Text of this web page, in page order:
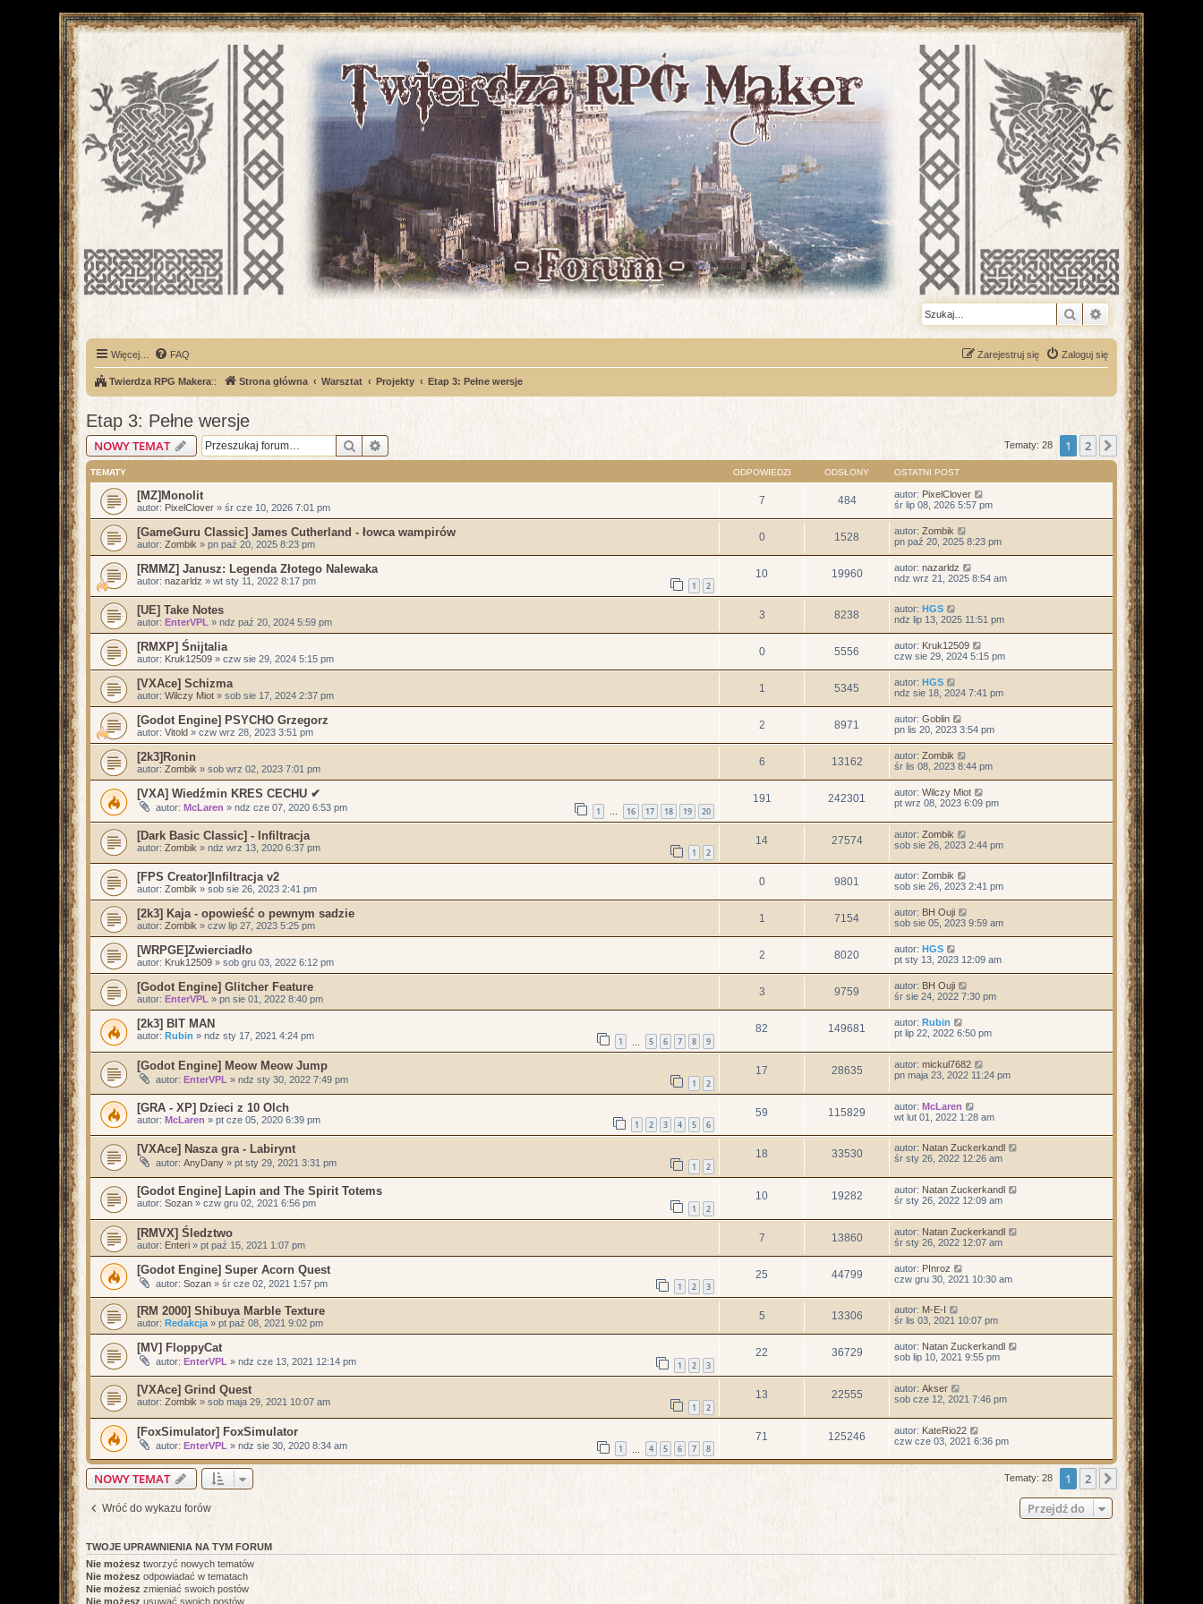
Szukaj Wyszukiwanie
Więcej… FAQ Zaloguj się
Zarejestruj się
Twierdza RPG Makera:: Strona główna Warsztat Projekty Etap 3: Pełne wersje
Etap 3: Pełne wersje
NOWY TEMAT Szukaj Tematy: 28 1 2 Następna
TEMATY ODPOWIEDZI ODSŁONY OSTATNI POST
[MZ]Monolit
autor: PixelClover » śr cze 10, 2026 7:01 pm
7 484 autor: PixelClover
śr lip 08, 2026 5:57 pm
[GameGuru Classic] James Cutherland - łowca wampirów
autor: Zombik » pn paź 20, 2025 8:23 pm
0 1528 autor: Zombik
pn paź 20, 2025 8:23 pm
[RMMZ] Janusz: Legenda Złotego Nalewaka
autor: nazarldz » wt sty 11, 2022 8:17 pm 1 2
10 19960 autor: nazarldz
ndz wrz 21, 2025 8:54 am
[UE] Take Notes
autor: EnterVPL » ndz paź 20, 2024 5:59 pm
3 8238 autor: HGS
ndz lip 13, 2025 11:51 pm
[RMXP] Śnijtalia
autor: Kruk12509 » czw sie 29, 2024 5:15 pm
0 5556 autor: Kruk12509
czw sie 29, 2024 5:15 pm
[VXAce] Schizma
autor: Wilczy Miot » sob sie 17, 2024 2:37 pm
1 5345 autor: HGS
ndz sie 18, 2024 7:41 pm
[Godot Engine] PSYCHO Grzegorz
autor: Vitold » czw wrz 28, 2023 3:51 pm
2 8971 autor: Goblin
pn lis 20, 2023 3:54 pm
[2k3]Ronin
autor: Zombik » sob wrz 02, 2023 7:01 pm
6 13162 autor: Zombik
śr lis 08, 2023 8:44 pm
[VXA] Wiedźmin KRES CECHU ✔
autor: McLaren » ndz cze 07, 2020 6:53 pm 1 … 16 17 18 19 20
191 242301 autor: Wilczy Miot
pt wrz 08, 2023 6:09 pm
[Dark Basic Classic] - Infiltracja
autor: Zombik » ndz wrz 13, 2020 6:37 pm 1 2
14 27574 autor: Zombik
sob sie 26, 2023 2:44 pm
[FPS Creator]Infiltracja v2
autor: Zombik » sob sie 26, 2023 2:41 pm
0 9801 autor: Zombik
sob sie 26, 2023 2:41 pm
[2k3] Kaja - opowieść o pewnym sadzie
autor: Zombik » czw lip 27, 2023 5:25 pm
1 7154 autor: BH Ouji
sob sie 05, 2023 9:59 am
[WRPGE]Zwierciadło
autor: Kruk12509 » sob gru 03, 2022 6:12 pm
2 8020 autor: HGS
pt sty 13, 2023 12:09 am
[Godot Engine] Glitcher Feature
autor: EnterVPL » pn sie 01, 2022 8:40 pm
3 9759 autor: BH Ouji
śr sie 24, 2022 7:30 pm
[2k3] BIT MAN
autor: Rubin » ndz sty 17, 2021 4:24 pm 1 5 6 7 8 9
82 149681 autor: Rubin
pt lip 22, 2022 6:50 pm
[Godot Engine] Meow Meow Jump
autor: EnterVPL » ndz sty 30, 2022 7:49 pm 1 2
17 28635 autor: mickul7682
pn maja 23, 2022 11:24 pm
[GRA - XP] Dzieci z 10 Olch
autor: McLaren » pt cze 05, 2020 6:39 pm 1 2 3 4 5 6
59 115829 autor: McLaren
wt lut 01, 2022 1:28 am
[VXAce] Nasza gra - Labirynt
autor: AnyDany » pt sty 29, 2021 3:31 pm 1 2
18 33530 autor: Natan Zuckerkandl
śr sty 26, 2022 12:26 am
[Godot Engine] Lapin and The Spirit Totems
autor: Sozan » czw gru 02, 2021 6:56 pm 1 2
10 19282 autor: Natan Zuckerkandl
śr sty 26, 2022 12:09 am
[RMVX] Śledztwo
autor: Enteri » pt paź 15, 2021 1:07 pm
7 13860 autor: Natan Zuckerkandl
śr sty 26, 2022 12:07 am
[Godot Engine] Super Acorn Quest
autor: Sozan » śr cze 02, 2021 1:57 pm 1 2 3
25 44799 autor: PInroz
czw gru 30, 2021 10:30 am
[RM 2000] Shibuya Marble Texture
autor: Redakcja » pt paź 08, 2021 9:02 pm
5 13306 autor: M-E-I
śr lis 03, 2021 10:07 pm
[MV] FloppyCat
autor: EnterVPL » ndz cze 13, 2021 12:14 pm 1 2 3
22 36729 autor: Natan Zuckerkandl
sob lip 10, 2021 9:55 pm
[VXAce] Grind Quest
autor: Zombik » sob maja 29, 2021 10:07 am 1 2
13 22555 autor: Akser
sob cze 12, 2021 7:46 pm
[FoxSimulator] FoxSimulator
autor: EnterVPL » ndz sie 30, 2020 8:34 am 1 4 5 6 7 8
71 125246 autor: KateRio22
czw cze 03, 2021 6:36 pm
NOWY TEMAT Tematy: 28 1 2 Następna
Wróć do wykazu forów Przejdź do
TWOJE UPRAWNIENIA NA TYM FORUM
Nie możesz tworzyć nowych tematów
Nie możesz odpowiadać w tematach
Nie możesz zmieniać swoich postów
Nie możesz usuwać swoich postów